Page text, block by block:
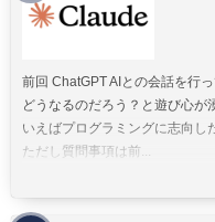
前回 ChatGPT AIとの会話を行
どうなるのだろう？と遊び心が
いえばプログラミングに志向し
ただし質問事項は前...